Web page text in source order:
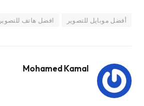
أفضل موبايل للتصوير افضل هاتف للتصوير
Mohamed Kamal